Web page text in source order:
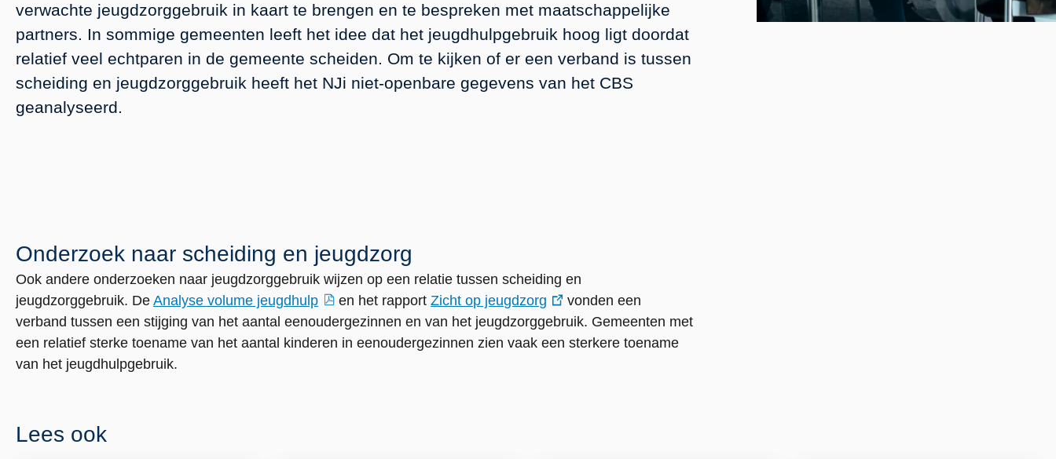
verwachte jeugdzorggebruik in kaart te brengen en te bespreken met maatschappelijke
partners. In sommige gemeenten leeft het idee dat het jeugdhulpgebruik hoog ligt doordat
relatief veel echtparen in de gemeente scheiden. Om te kijken of er een verband is tussen
scheiding en jeugdzorggebruik heeft het NJi niet-openbare gegevens van het CBS
geanalyseerd.
Onderzoek naar scheiding en jeugdzorg
Ook andere onderzoeken naar jeugdzorggebruik wijzen op een relatie tussen scheiding en
jeugdzorggebruik. De Analyse volume jeugdhulp
externe
link
en het rapportZicht op jeugdzorg
externe
link
vonden een
verband tussen een stijging van het aantal eenoudergezinnen en van het jeugdzorggebruik. Gemeenten met
een relatief sterke toename van het aantal kinderen in eenoudergezinnen zien vaak een sterkere toename
van het jeugdhulpgebruik.
Lees ook